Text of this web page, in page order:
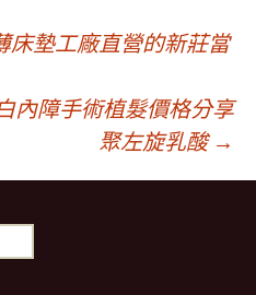
床墊工廠直營的新莊當
內障手術植髮價格分享
聚左旋乳酸 →